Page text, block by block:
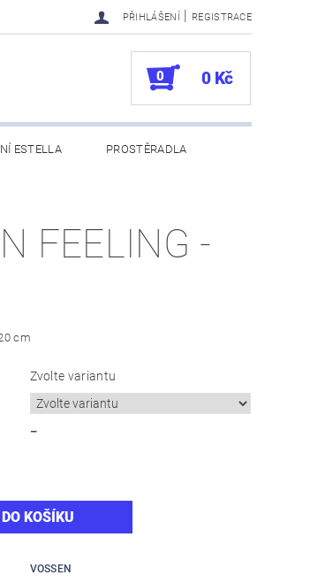
PŘIHLÁŠENÍ | REGISTRACE
0 0 Kč
ESTELLA PROSTĚRADLA
FEELING -
cm
Zvolte variantu
–
VOSSEN